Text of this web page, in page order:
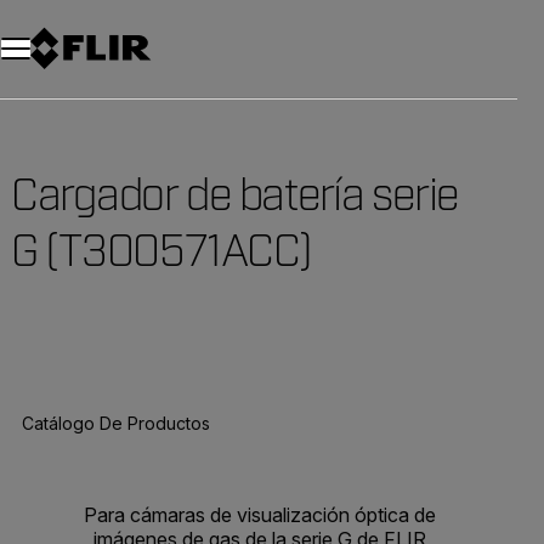
Cargador de batería serie
G (T300571ACC)
Catálogo De Productos
Para cámaras de visualización óptica de
imágenes de gas de la serie G de FLIR